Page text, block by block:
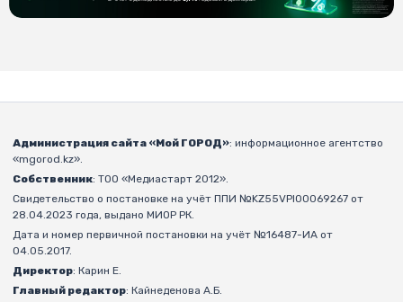
Администрация сайта «Мой ГОРОД»: информационное агентство
«mgorod.kz».
Собственник: ТОО «Медиастарт 2012».
Свидетельство о постановке на учёт ППИ №KZ55VPI00069267 от
28.04.2023 года, выдано МИОР РК.
Дата и номер первичной постановки на учёт №16487-ИА от
04.05.2017.
Директор: Карин Е.
Главный редактор: Кайнеденова А.Б.